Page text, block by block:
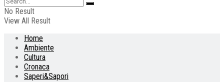
No Result
View All Result
Home
Ambiente
Cultura
Cronaca
Saperi&Sapori